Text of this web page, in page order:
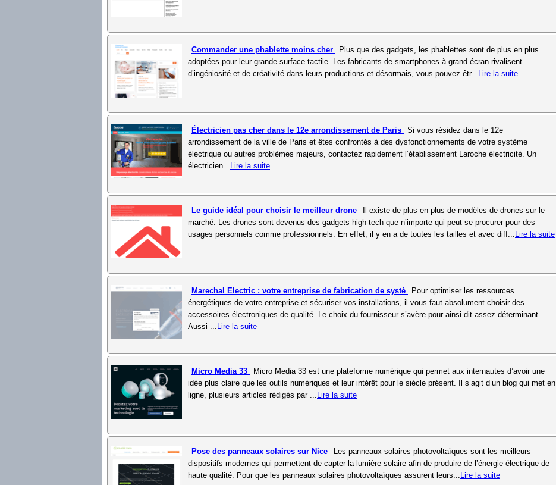
Commander une phablette moins cher
Plus que des gadgets, les phablettes sont de plus en plus
adoptées pour leur grande surface tactile. Les fabricants de smartphones à grand écran rivalisent
d’ingéniosité et de créativité dans leurs productions et désormais, vous pouvez êtr... Lire la suite
Électricien pas cher dans le 12e arrondissement de Paris
Si vous résidez dans le 12e
arrondissement de la ville de Paris et êtes confrontés à des dysfonctionnements de votre système
électrique ou autres problèmes majeurs, contactez rapidement l’établissement Laroche électricité. Un
électricien... Lire la suite
Le guide idéal pour choisir le meilleur drone
Il existe de plus en plus de modèles de drones sur le
marché. Les drones sont devenus des gadgets high-tech que n’importe qui peut se procurer pour des
usages personnels comme professionnels. En effet, il y en a de toutes les tailles et avec diff... Lire la suite
Marechal Electric : votre entreprise de fabrication de systè
Pour optimiser les ressources
énergétiques de votre entreprise et sécuriser vos installations, il vous faut absolument choisir des
accessoires électroniques de qualité. Le choix du fournisseur s’avère pour ainsi dit assez déterminant.
Aussi ... Lire la suite
Micro Media 33
Micro Media 33 est une plateforme numérique qui permet aux internautes d’avoir une
idée plus claire que les outils numériques et leur intérêt pour le siècle présent. Il s’agit d’un blog qui met en
ligne, plusieurs articles rédigés par ... Lire la suite
Pose des panneaux solaires sur Nice
Les panneaux solaires photovoltaïques sont les meilleurs
dispositifs modernes qui permettent de capter la lumière solaire afin de produire de l’énergie électrique de
haute qualité. Pour que les panneaux solaires photovoltaïques assurent leurs... Lire la suite